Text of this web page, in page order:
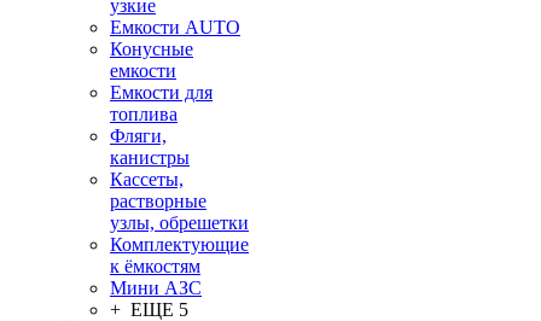
узкие
Емкости АUТО
Конусные
емкости
Емкости для
топлива
Фляги,
канистры
Кассеты,
растворные
узлы, обрешетки
Комплектующие
к ёмкостям
Мини АЗС
+ ЕЩЕ 5